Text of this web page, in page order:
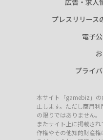
広告・求人
プレスリリース
電子
プライ
本サイト「gamebiz」の
止します。ただし商用
の限りではありません。
またサイト上に掲載さ
作権やその他知的財産